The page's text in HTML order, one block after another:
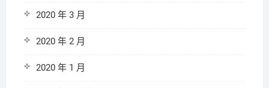
2020 年 3 月
2020 年 2 月
2020 年 1 月